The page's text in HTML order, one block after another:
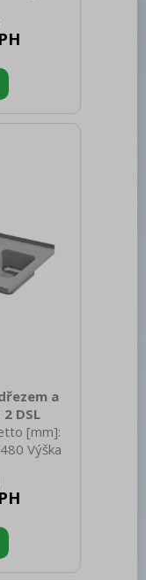
Hloubka
[mm]:
200
a
DSL
[mm]:
Výška
Hloubka
[mm]:
couler-
mm)